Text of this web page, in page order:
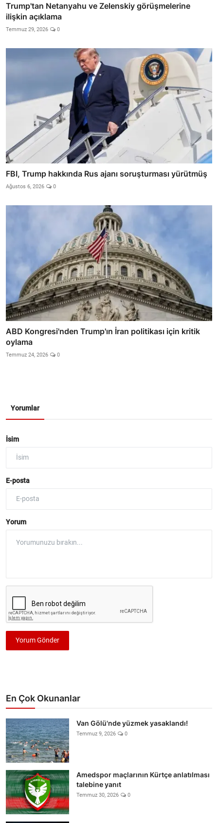
Trump'tan Netanyahu ve Zelenskiy görüşmelerine
ilişkin açıklama
Temmuz 29, 2026 0
FBI, Trump hakkında Rus ajanı soruşturması yürütmüş
Ağustos 6, 2026 0
ABD Kongresi'nden Trump'ın İran politikası için kritik
oylama
Temmuz 24, 2026 0
Yorumlar
İsim
E-posta
Yorum
Yorum Gönder
En Çok Okunanlar
Van Gölü'nde yüzmek yasaklandı!
Temmuz 9, 2026 0
Amedspor maçlarının Kürtçe anlatılması
talebine yanıt
Temmuz 30, 2026 0